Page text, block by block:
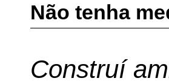
Não tenha
Construí